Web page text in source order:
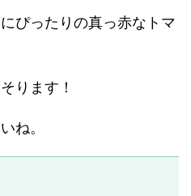
ぴったりの真っ赤なトマ
ります！
ね。